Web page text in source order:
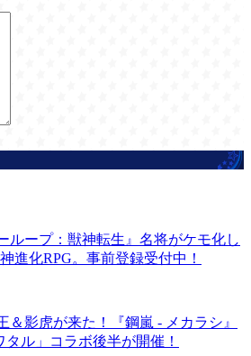
ループ：獣神転生』名将がケモ化し
進化RPG。事前登録受付中！
＆影虎が来た！『鋼嵐 - メカラシ』
ル」コラボ後半が開催！